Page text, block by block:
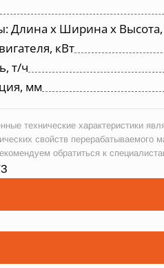
Длина х Ширина х
кВт
т/ч
мм
технические характеристики
свойств перерабатываемого
обратиться к